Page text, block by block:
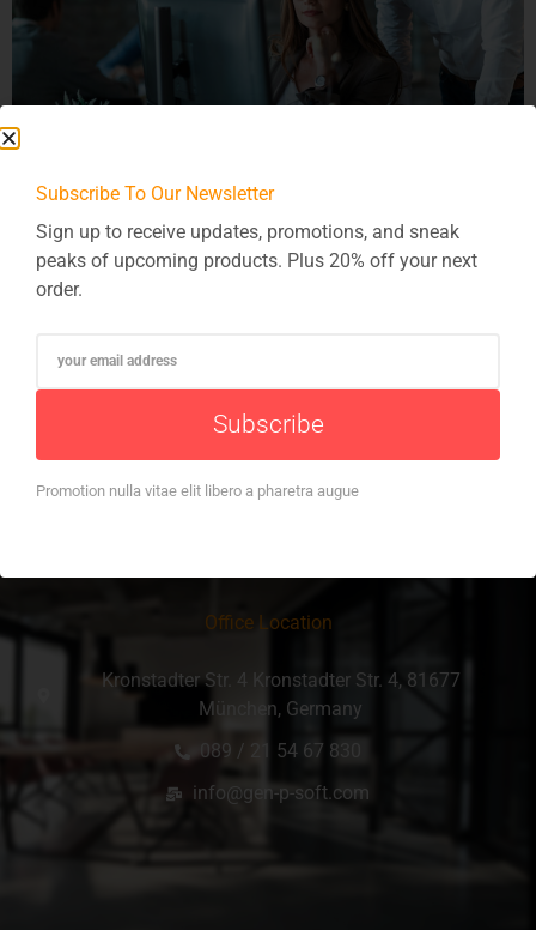
Softwarelösungen und Projekte entscheidend für den Erfolg
eines Unternehmens. Doch die Auswahl der richtigen
Technologien und Projekte erfordert sorgfältige Planung und
fundierte Investitionsentscheidungen im Bereich der IT zu
treffen: Durch die sorgfältige Planung und Analyse können
Unternehmen fundierte Investitionsentscheidungen im […]
Office Location
Kronstadter Str. 4 Kronstadter Str. 4, 81677
München, Germany
089 / 21 54 67 830
info@gen-p-soft.com
Subscribe To Our Newsletter
Sign up to receive updates, promotions, and sneak
peaks of upcoming products. Plus 20% off your next
order.
Subscribe
Promotion nulla vitae elit libero a pharetra augue